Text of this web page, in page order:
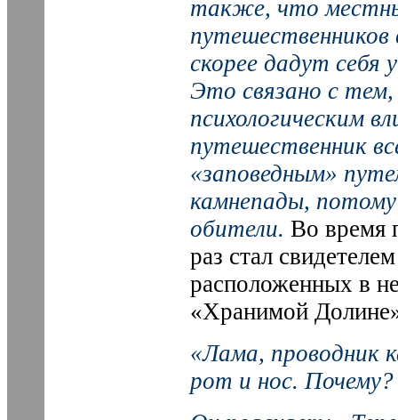
также, что
путешественников
скорее дадут себя
Это связано с
психологическим
путешественник
«заповедным»
камнепады,
обители. Во время
раз стал
расположенных в
«Хранимой
«Лама, проводник
рот и нос. Почему?